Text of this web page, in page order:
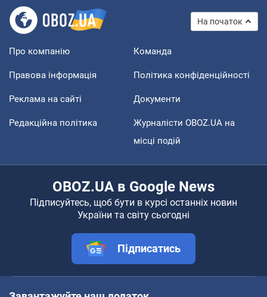
На початок
Про компанію Команда
Правова інформація Політика конфіденційності
Реклама на сайті Документи
Редакційна політика
Журналісти OBOZ.UA на
місці подій
OBOZ.UA в Google News
Підписуйтесь, щоб бути в курсі останніх новин
України та світу сьогодні
Підписатись